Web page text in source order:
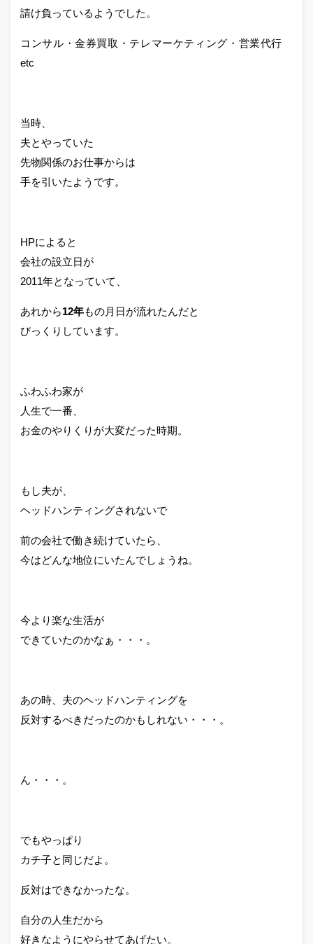
請け負っているようでした。
コンサル・金券買取・テレマーケティング・営業代行
etc
当時、
夫とやっていた
先物関係のお仕事からは
手を引いたようです。
HPによると
会社の設立日が
2011年となっていて、
あれから12年もの月日が流れたんだと
びっくりしています。
ふわふわ家が
人生で一番、
お金のやりくりが大変だった時期。
もし夫が、
ヘッドハンティングされないで
前の会社で働き続けていたら、
今はどんな地位にいたんでしょうね。
今より楽な生活が
できていたのかなぁ・・・。
あの時、夫のヘッドハンティングを
反対するべきだったのかもしれない・・・。
ん・・・。
でもやっぱり
カチ子と同じだよ。
反対はできなかったな。
自分の人生だから
好きなようにやらせてあげたい。